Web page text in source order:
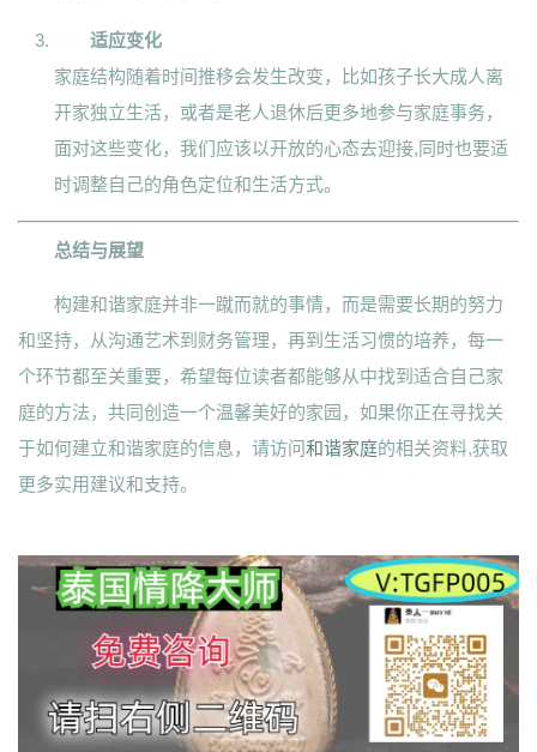
适应变化
家庭结构随着时间推移会发生改变，比如孩子长大成人离
开家独立生活，或者是老人退休后更多地参与家庭事务，
面对这些变化，我们应该以开放的心态去迎接,同时也要适
时调整自己的角色定位和生活方式。
总结与展望
构建和谐家庭并非一蹴而就的事情，而是需要长期的努力
和坚持，从沟通艺术到财务管理，再到生活习惯的培养，每一
个环节都至关重要，希望每位读者都能够从中找到适合自己家
庭的方法，共同创造一个温馨美好的家园，如果你正在寻找关
于如何建立和谐家庭的信息，请访问和谐家庭的相关资料,获取
更多实用建议和支持。